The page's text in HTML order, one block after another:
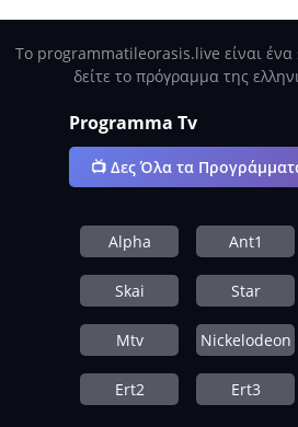
Το programmatileorasis.live είναι
δείτε το πρόγραμμα της
Programma Tv
📺 Δες Όλα τα
Alpha Ant1
Skai Star
Mtv Nickelodeon
Ert2 Ert3